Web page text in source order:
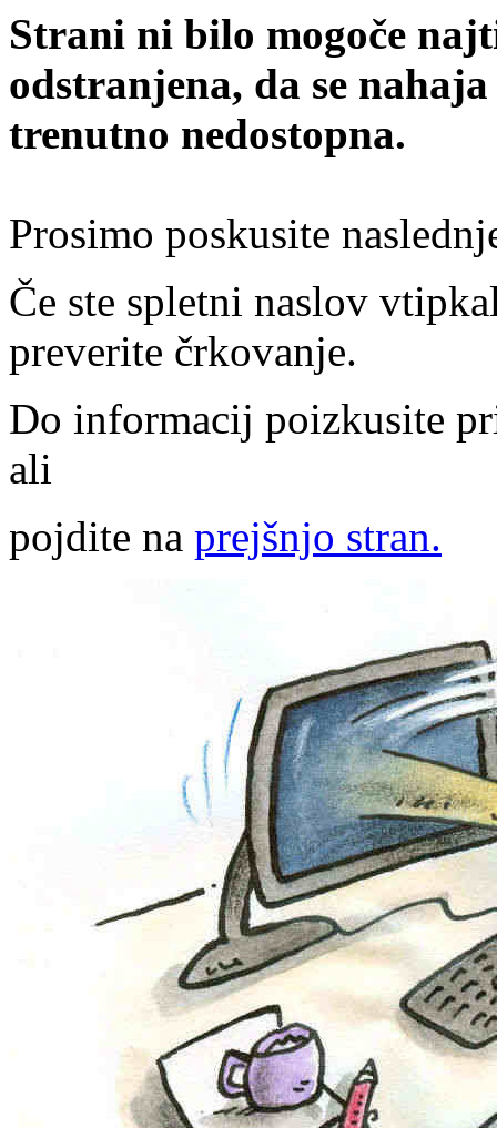
Strani ni bilo mogoče
odstranjena, da se
trenutno nedostopna.
Prosimo poskusite
Če ste spletni naslov
preverite črkovanje.
Do informacij poizkusite
ali
pojdite na prejšnjo stran.